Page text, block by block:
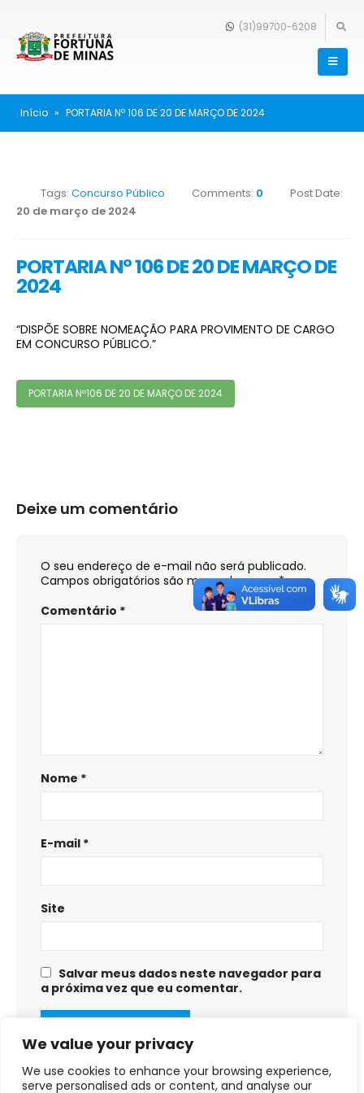
We value your privacy
We use cookies to enhance your browsing experience,
serve personalised ads or content, and analyse our
(31)99700-6208
Início » PORTARIA Nº 106 DE 20 DE MARÇO DE 2024
Tags: Concurso Público Comments: 0
Post Date:
20 de março de 2024
PORTARIA Nº 106 DE 20 DE MARÇO DE
2024
“DISPÕE SOBRE NOMEAÇÃO PARA PROVIMENTO DE CARGO
EM CONCURSO PÚBLICO.”
PORTARIA Nº106 DE 20 DE MARÇO DE 2024
Deixe um comentário
O seu endereço de e-mail não será publicado.
Campos obrigatórios são marcados com*
Comentário *
Nome *
E-mail *
Site
Salvar meus dados neste navegador para
a próxima vez que eu comentar.